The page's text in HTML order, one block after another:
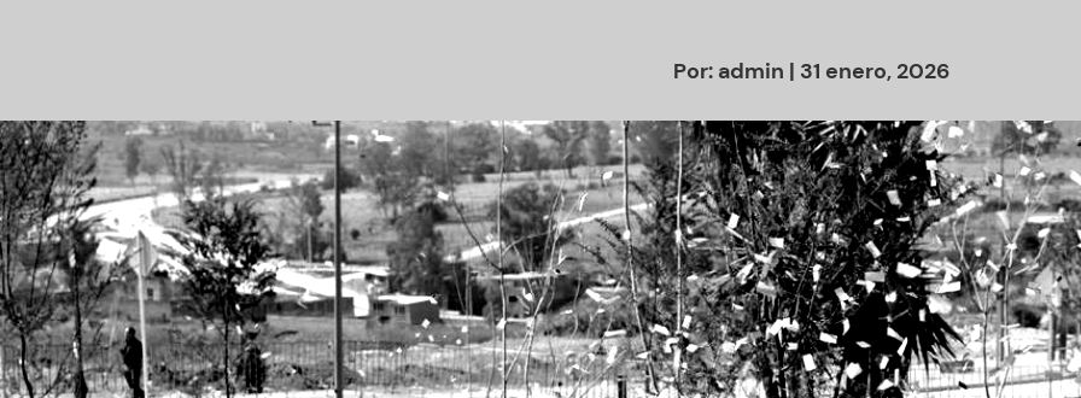
Por: admin | 31 enero, 2026